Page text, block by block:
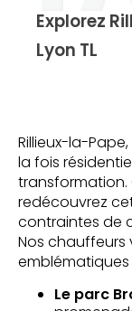
Explorez
Lyon TL
Rillieux-la-
la fois
transformation.
redécouvrez
contraintes de
Nos chauffeurs
emblématiques
Le parc